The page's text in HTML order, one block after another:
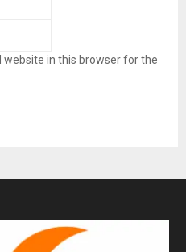
website in this browser for the